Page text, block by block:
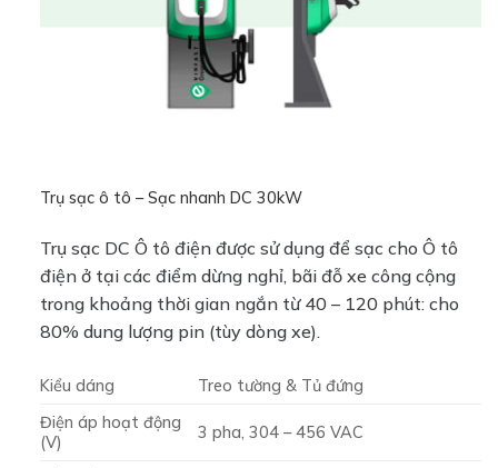
Trụ sạc ô tô – Sạc nhanh DC 30kW
Trụ sạc DC Ô tô điện được sử dụng để sạc cho Ô tô
điện ở tại các điểm dừng nghỉ, bãi đỗ xe công cộng
trong khoảng thời gian ngắn từ 40 – 120 phút: cho
80% dung lượng pin (tùy dòng xe).
Kiểu dáng
Treo tường & Tủ đứng
Điện áp hoạt động
(V)
3 pha, 304 – 456 VAC